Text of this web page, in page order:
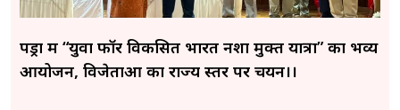
पेंड्रा में “युवा फॉर विकसित भारत नशा मुक्त यात्रा” का भव्य
आयोजन, विजेताओं का राज्य स्तर पर चयन।।